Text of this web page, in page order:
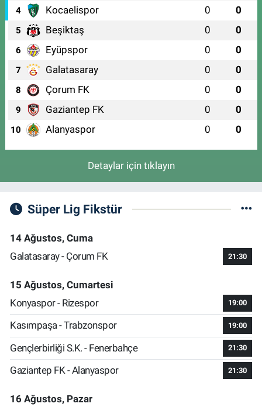
4 Kocaelispor 0 0
5 Beşiktaş 0 0
6 Eyüpspor 0 0
7 Galatasaray 0 0
8 Çorum FK 0 0
9 Gaziantep FK 0 0
10 Alanyaspor 0 0
Detaylar için tıklayın
Süper Lig Fikstür
14 Ağustos, Cuma
Galatasaray - Çorum FK
21:30
15 Ağustos, Cumartesi
Konyaspor - Rizespor
19:00
Kasımpaşa - Trabzonspor 19:00
Gençlerbirliği S.K. - Fenerbahçe 21:30
Gaziantep FK - Alanyaspor 21:30
16 Ağustos, Pazar